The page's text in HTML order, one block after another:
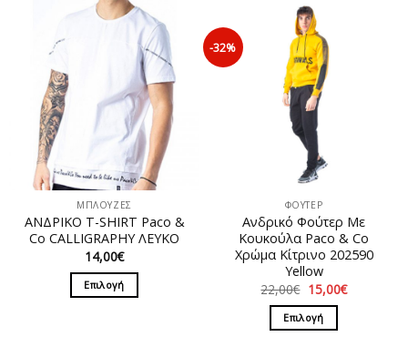
ΜΠΛΟΥΖΕΣ
ΑΝΔΡΙΚΟ T-SHIRT Paco &
Co CALLIGRAPHY ΛΕΥΚΟ
14,00€
Επιλογή
-32%
ΦΟΥΤΕΡ
Ανδρικό Φούτερ Με
Κουκούλα Paco & Co
Χρώμα Κίτρινο 202590
Υellow
22,00€ Original
price
was:
22,00€.
15,00€Η
Επιλογή